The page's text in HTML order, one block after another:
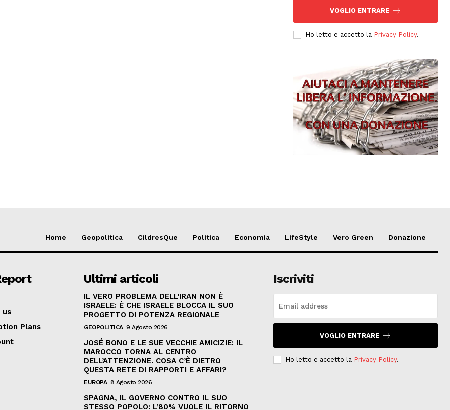
VOGLIO ENTRARE
Ho letto e accetto la Privacy Policy.
Home Geopolitica CildresQue Politica Economia LifeStyle Vero Green Donazione
us
Plans
Ultimi articoli
IL VERO PROBLEMA DELL’IRAN NON È
ISRAELE: È CHE ISRAELE BLOCCA IL SUO
PROGETTO DI POTENZA REGIONALE
GEOPOLITICA 9 Agosto 2026
JOSÉ BONO E LE SUE VECCHIE AMICIZIE: IL
MAROCCO TORNA AL CENTRO
DELL’ATTENZIONE. COSA C’È DIETRO
QUESTA RETE DI RAPPORTI E AFFARI?
EUROPA 8 Agosto 2026
SPAGNA, IL GOVERNO CONTRO IL SUO
STESSO POPOLO: L’80% VUOLE IL RITORNO
Iscriviti
VOGLIO ENTRARE
Ho letto e accetto la Privacy Policy.